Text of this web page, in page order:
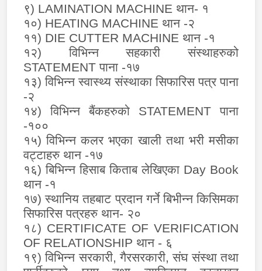
९) LAMINATION MACHINE थान- १
१०) HEATING MACHINE थान -२
११) DIE CUTTER MACHINE थान -१
१२) विभिन्न सहकारी संस्थाहरुको
STATEMENTपाना -१७
१३) विभिन्न स्वास्थ्य संस्थाका सिफारिस पत्र पाना
-२
१४) विभिन्न बैंकहरुको STATEMENTपाना
-१००
१५) विभिन्न कलर भएका खाली तथा भरी मसीका
वट्टाहरु थान -१७
१६) बिभिन्न हिसाब किताब लेखिएका Day Book
थान -१
१७) स्थानिय तहबाट प्रदान गर्ने बिभीन्न किसिमका
सिफारिस पत्रहरु थान- २०
१८) CERTIFICATE OF VERIFICATION
OF RELATIONSHIP थान - ६
१९) विभिन्न सरकारी,गैरसरकारी,संघ संस्था तथा